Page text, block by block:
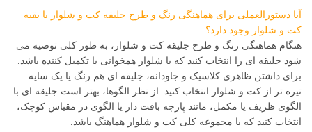
آیا دستورالعملی برای هماهنگی رنگ و طرح جلیقه کت و شلوار با بقیه
کت و شلوار وجود دارد؟
هنگام هماهنگی رنگ و طرح جلیقه کت و شلوار، به طور کلی توصیه می
شود جلیقه ای را انتخاب کنید که با شلوار همخوانی یا تکمیل کننده باشد.
برای داشتن ظاهری کلاسیک و جاودانه، جلیقه ای هم رنگ یا یک سایه
تیره تر از کت و شلوار انتخاب کنید. از نظر الگوها، بهتر است جلیقه ای با
الگوی ظریف یا مکمل، مانند پارچه بافت دار یا الگوی در مقیاس کوچک،
انتخاب کنید که با مجموعه کلی کت و شلوار هماهنگ باشد.